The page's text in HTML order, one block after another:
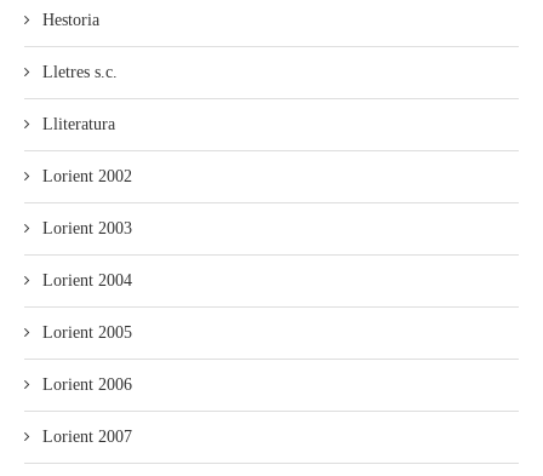
Hestoria
Lletres s.c.
Lliteratura
Lorient 2002
Lorient 2003
Lorient 2004
Lorient 2005
Lorient 2006
Lorient 2007